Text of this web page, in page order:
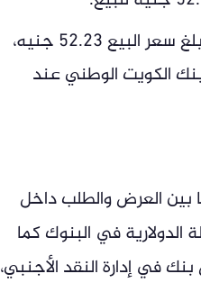
كما سجل بنك الإسكندرية أقل سعر للشراء عند 52.13 جنيه، بينما بلغ سعر البيع 52.23 جنيه،
الكويت الوطني عند
بين العرض والطلب داخل
في البنوك كما
في إدارة النقد الأجنبي،